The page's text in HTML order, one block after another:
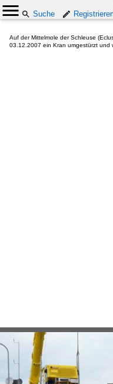
Suche
Auf der Mittelmole der Schleuse
03.12.2007 ein Kran umgestürzt und